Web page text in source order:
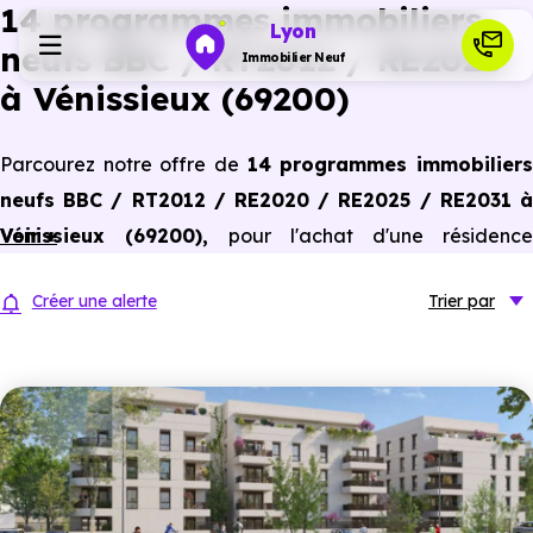
Lyon
Immobilier Neuf
Investir
Ressources
Financer
14 programmes immobiliers
neufs BBC / RT2012 / RE2020
à Vénissieux (69200)
Parcourez notre offre de 14 programmes immobiliers
neufs BBC / RT2012 / RE2020 / RE2025 / RE2031 à
Vénissieux (69200), pour l'achat d'une résidence
dernières normes de performances énergétiques, pour un
Voir +
Créer une alerte Trier par